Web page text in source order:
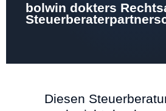
bolwin dokters
Diesen